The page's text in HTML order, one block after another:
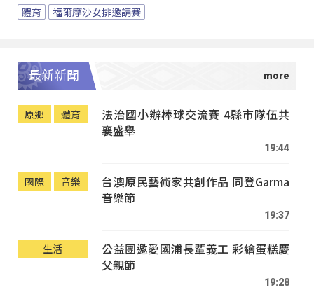
體育 福爾摩沙女排邀請賽
最新新聞
原鄉 體育
法治國小辦棒球交流賽 4縣市隊伍共
襄盛舉
19:44
國際 音樂
台澳原民藝術家共創作品 同登Garma
音樂節
19:37
生活
公益團邀愛國浦長輩義工 彩繪蛋糕慶
父親節
19:28